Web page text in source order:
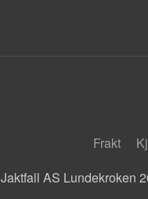
Frakt
Jaktfall AS Lundekroken